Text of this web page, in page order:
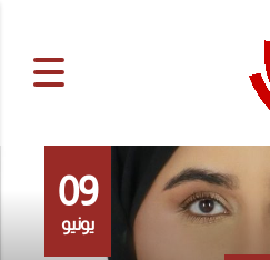
09
يونيو